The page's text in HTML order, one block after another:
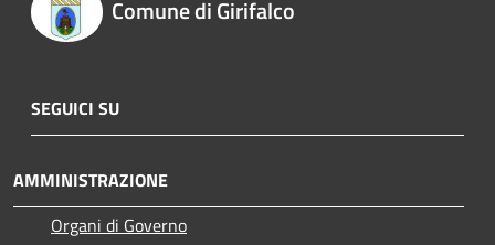
Comune di Girifalco
SEGUICI SU
AMMINISTRAZIONE
Organi di Governo